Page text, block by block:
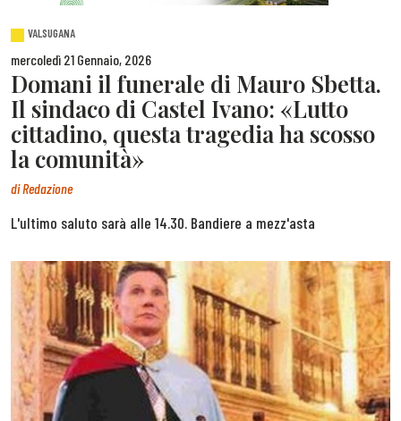
VALSUGANA
mercoledì 21 Gennaio, 2026
Domani il funerale di Mauro Sbetta.
Il sindaco di Castel Ivano: «Lutto
cittadino, questa tragedia ha scosso
la comunità»
diRedazione
L'ultimo saluto sarà alle 14.30. Bandiere a mezz'asta